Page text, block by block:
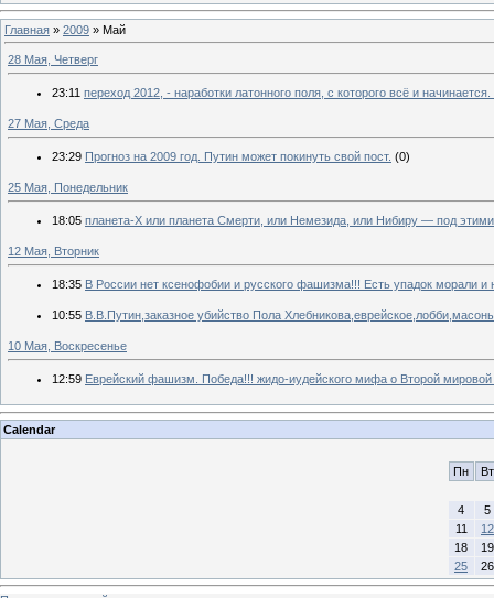
Главная » 2009 » Май
28 Мая, Четверг
23:11 переход 2012, - наработки латонного поля, с которого всё и
27 Мая, Среда
23:29 Прогноз на 2009 год. Путин может покинуть свой пост. (0)
25 Мая, Понедельник
18:05 планета-Х или планета Смерти, или Немезида, или Нибиру — под
12 Мая, Вторник
18:35 В России нет ксенофобии и русского фашизма!!! Есть упадок морали и
10:55 В.В.Путин,заказное убийство Пола
10 Мая, Воскресенье
12:59 Еврейский фашизм. Победа!!! жидо-иудейского мифа о Второй мировой
Calendar
Пн Вт
4
5
11
12
18
19
25
26